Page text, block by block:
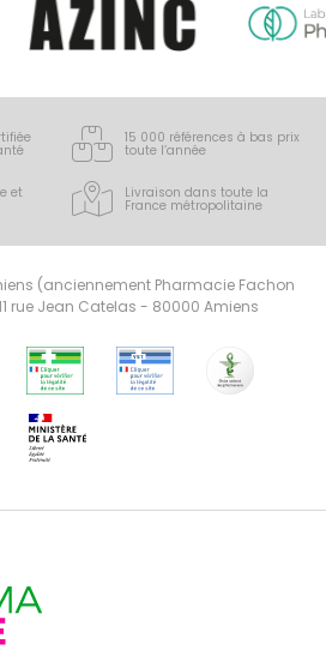
15 000 références à bas prix
toute l’année
et Livraison dans toute la
France métropolitaine
(anciennement Pharmacie Fachon
rue Jean Catelas - 80000 Amiens